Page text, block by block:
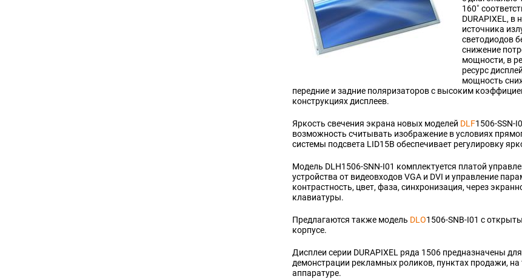
160˚
DURAPIXEL, в
источника
светодиодов
снижение
мощности, в
ресурс
мощность
передние и задние поляризаторов с высоким
конструкциях дисплеев.
Яркость свечения экрана новых моделей DLF1506-SSN-
возможность считывать изображение в условиях
системы подсвета LID15B обеспечивает регулировку
Модель DLH1506-SNN-I01 комплектуется платой
устройства от видеовходов VGA и DVI и управление
контрастность, цвет, фаза, синхронизация, через
клавиатуры.
Предлагаются также модель DLO1506-SNB-I01 с
корпусе.
Дисплеи серии DURAPIXEL ряда 1506 предназначены
демонстрации рекламных роликов, пунктах продажи, на
аппаратуре.